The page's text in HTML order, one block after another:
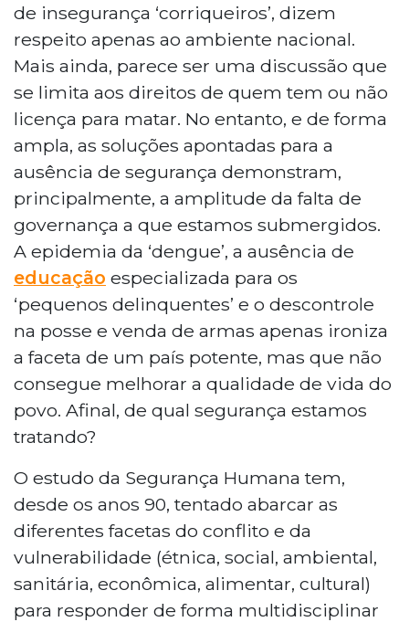
de insegurança ‘corriqueiros’, dizem
respeito apenas ao ambiente nacional.
Mais ainda, parece ser uma discussão que
se limita aos direitos de quem tem ou não
licença para matar. No entanto, e de forma
ampla, as soluções apontadas para a
ausência de segurança demonstram,
principalmente, a amplitude da falta de
governança a que estamos submergidos.
A epidemia da ‘dengue’, a ausência de
educação especializada para os
‘pequenos delinquentes’ e o descontrole
na posse e venda de armas apenas ironiza
a faceta de um país potente, mas que não
consegue melhorar a qualidade de vida do
povo. Afinal, de qual segurança estamos
tratando?
O estudo da Segurança Humana tem,
desde os anos 90, tentado abarcar as
diferentes facetas do conflito e da
vulnerabilidade (étnica, social, ambiental,
sanitária, econômica, alimentar, cultural)
para responder de forma multidisciplinar